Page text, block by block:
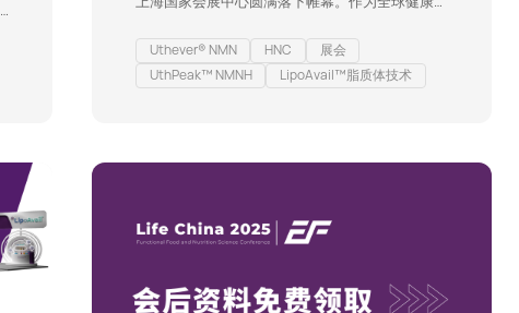
的优质品牌与行业精英，共同探讨大健康产业的前
沿趋势与创新成果。 在为期三天的展会中，音芙
以“高效、科技、品质”为核心，聚焦当下日益增长
Uthever® NMN HNC
展会
UthPeak™ NMNH
LipoAvail™脂质体技术